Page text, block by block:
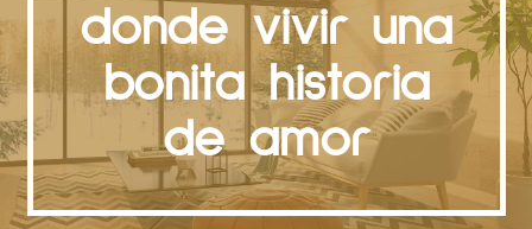
donde vivir una
bonita historia
de amor